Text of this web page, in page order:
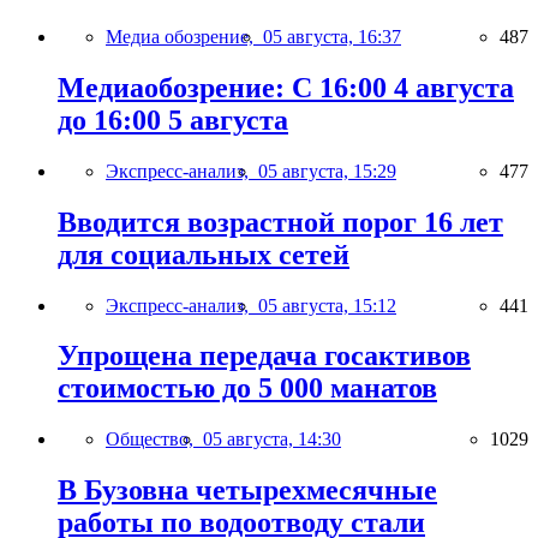
Медиа обозрение, 05 августа, 16:37 487
Медиаобозрение: С 16:00 4 августа
до 16:00 5 августа
Экспресс-анализ, 05 августа, 15:29 477
Вводится возрастной порог 16 лет
для социальных сетей
Экспресс-анализ, 05 августа, 15:12 441
Упрощена передача госактивов
стоимостью до 5 000 манатов
Общество, 05 августа, 14:30 1029
В Бузовна четырехмесячные
работы по водоотводу стали